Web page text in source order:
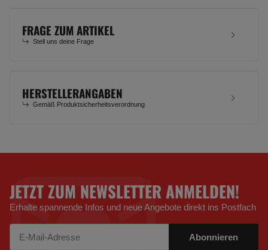
FRAGE ZUM ARTIKEL
Stell uns deine Frage
HERSTELLERANGABEN
Gemäß Produktsicherheitsverordnung
JETZT ZUM NEWSLETTER ANMELDEN!
Erhalte spannende Infos und neue Angebote direkt ins Postfach
Abonnieren